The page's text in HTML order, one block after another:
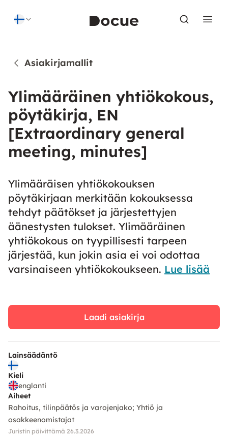
Asiakirjamallit
Ylimääräinen yhtiökokous,
pöytäkirja, EN
[Extraordinary general
meeting, minutes]
Ylimääräisen yhtiökokouksen
pöytäkirjaan merkitään kokouksessa
tehdyt päätökset ja järjestettyjen
äänestysten tulokset. Ylimääräinen
yhtiökokous on tyypillisesti tarpeen
järjestää, kun jokin asia ei voi odottaa
varsinaiseen yhtiökokoukseen. Lue lisää
Lainsäädäntö
Kieli
englanti
Aiheet
Rahoitus, tilinpäätös ja varojenjako Yhtiö ja
osakkeenomistajat
Juristin päivittämä 26.3.2026
Laadi asiakirja